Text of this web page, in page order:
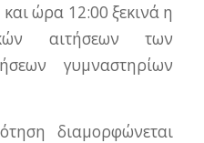
ώρα 12:00 ξεκινά η
αιτήσεων των
γυμναστηρίων
διαμορφώνεται